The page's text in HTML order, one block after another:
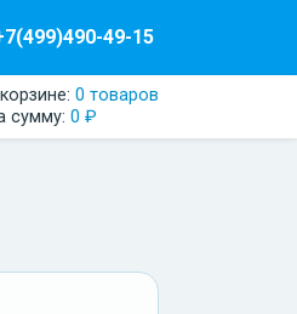
49-15
0 товаров
сумму: 0 ₽